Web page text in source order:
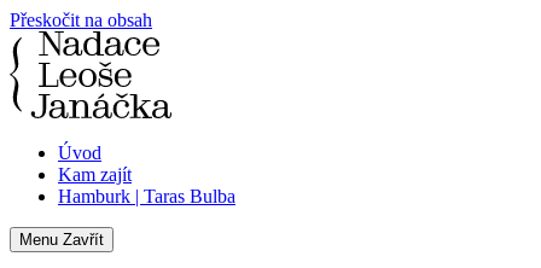
Přeskočit na obsah
Úvod
Kam zajít
Hamburk | Taras Bulba
Menu Zavřít